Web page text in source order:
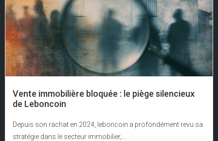
Vente immobilière bloquée : le piège silencieux
de Leboncoin
Depuis son rachat en 2024, leboncoin a profondément revu sa
stratégie dans le secteur immobilier,...